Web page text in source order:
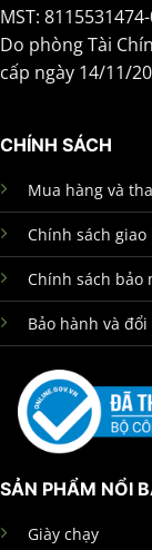
MST:
Do phòng Tài
cấp ngày 14/11/
CHÍNH SÁCH
Mua hàng và
Chính sách giao
Chính sách bảo
Bảo hành và đổi
SẢN PHẨM NỔI
Giày chạy